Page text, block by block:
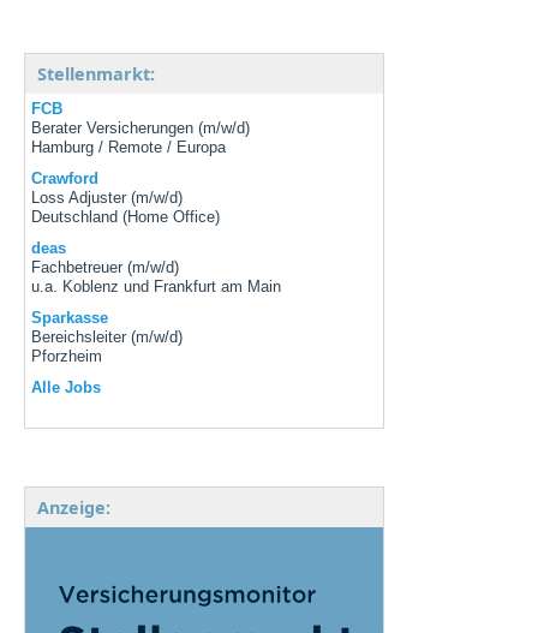
Stellenmarkt:
FCB
Berater Versicherungen (m/w/d)
Hamburg / Remote / Europa
Crawford
Loss Adjuster (m/w/d)
Deutschland (Home Office)
deas
Fachbetreuer (m/w/d)
u.a. Koblenz und Frankfurt am Main
Sparkasse
Bereichsleiter (m/w/d)
Pforzheim
Alle Jobs
Anzeige: